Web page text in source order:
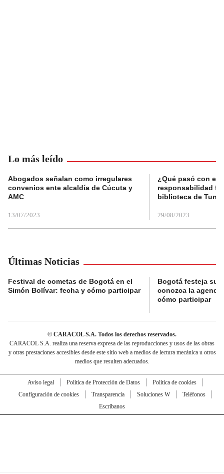
Lo más leído
Abogados señalan como irregulares
convenios ente alcaldía de Cúcuta y
AMC
13/07/2023
¿Qué pasó con el
responsabilidad
biblioteca de
29/08/2023
Últimas Noticias
Festival de cometas de Bogotá en el
Simón Bolívar: fecha y cómo participar
Bogotá festeja su
conozca la
cómo participar
© CARACOL S.A. Todos los derechos reservados.
CARACOL S.A. realiza una reserva expresa de las reproducciones y usos de las obras
y otras prestaciones accesibles desde este sitio web a medios de lectura mecánica u otros
medios que resulten adecuados.
Aviso legal Política de Protección de Datos
Política de cookies
Configuración de cookies
Transparencia Soluciones W
Teléfonos
Escríbanos